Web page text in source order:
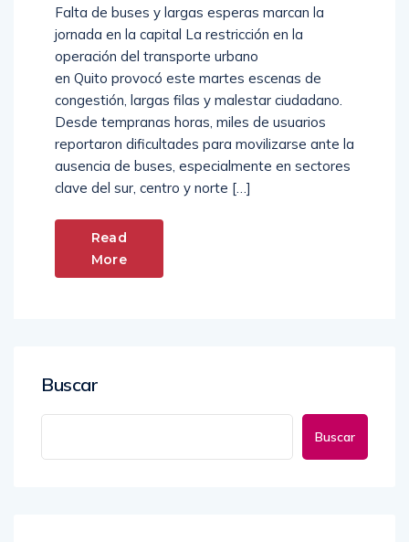
Falta de buses y largas esperas marcan la
jornada en la capital La restricción en la
operación del transporte urbano
en Quito provocó este martes escenas de
congestión, largas filas y malestar ciudadano.
Desde tempranas horas, miles de usuarios
reportaron dificultades para movilizarse ante la
ausencia de buses, especialmente en sectores
clave del sur, centro y norte […]
Read
More
Buscar
Buscar